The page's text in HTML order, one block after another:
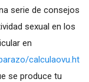
serie de consejos
sexual en los
en
calculaovu.ht
se produce tu